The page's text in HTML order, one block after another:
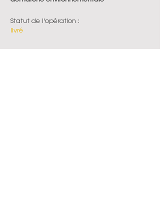
Statut de l'opération :
livré